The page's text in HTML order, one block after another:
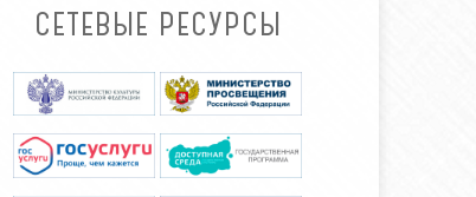
СЕТЕВЫЕ РЕСУРСЫ